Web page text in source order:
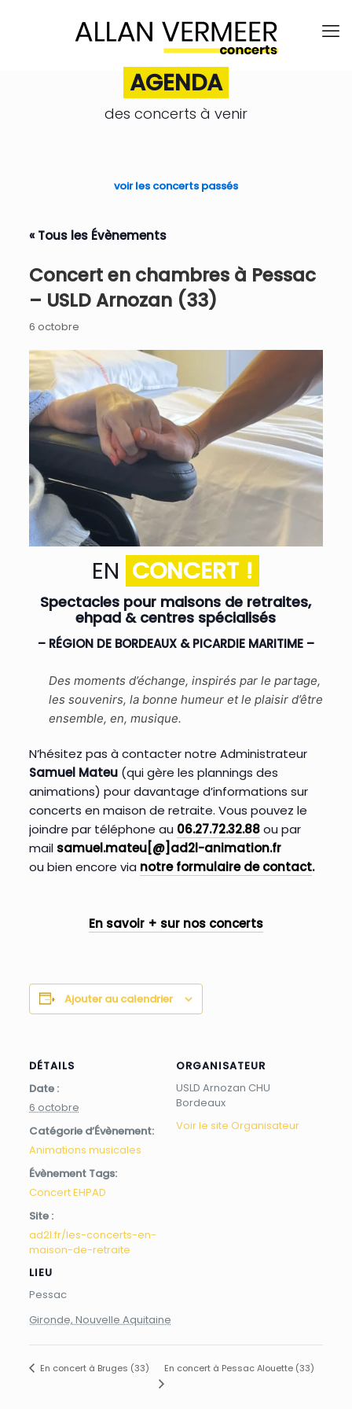
AGENDA
des concerts à venir
voir les concerts passés
« Tous les Évènements
Concert en chambres à Pessac
– USLD Arnozan (33)
6 octobre
EN CONCERT !
Spectacles pour maisons de retraites,
ehpad & centres spécialisés
– RÉGION DE BORDEAUX & PICARDIE MARITIME –
Des moments d’échange, inspirés par le partage,
les souvenirs, la bonne humeur et le plaisir d’être
ensemble, en, musique.
N’hésitez pas à contacter notre Administrateur
Samuel Mateu(qui gère les plannings des
animations) pour davantage d’informations sur
concerts en maison de retraite. Vous pouvez le
joindre par téléphone au 06.27.72.32.88ou par
mailsamuel.mateu[@]ad2l-animation.fr
ou bien encore via notre formulaire de contact.
En savoir + sur nos concerts
Ajouter au calendrier
DÉTAILS
Date :
6 octobre
Catégorie d’Évènement:
Animations musicales
Évènement Tags:
Concert EHPAD
Site :
ad2l.fr/les-concerts-en-
maison-de-retraite
LIEU
Pessac
Gironde, Nouvelle Aquitaine
ORGANISATEUR
USLD Arnozan CHU
Bordeaux
Voir le site Organisateur
En concert à Bruges (33) En concert à Pessac Alouette (33)